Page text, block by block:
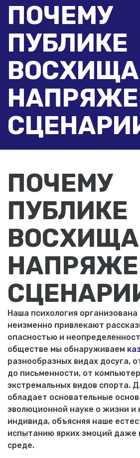
ПОЧЕМУ
ПУБЛИКЕ
ПОЧЕМУ
ПУБЛИКЕ
Наша психология организована
неизменно привлекают
опасностью и
обществе мы обнаруживаем
разнообразных видах досуга,
до письменности, от
экстремальных видов спорта.
обладает основательные
эволюционной науке о жизни и
индивида, объясняя наше
испытанию ярких эмоций даже
среде.